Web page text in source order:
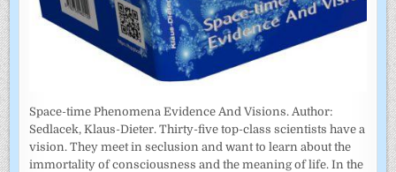
Space-time Phenomena Evidence And Visions. Author:
Sedlacek, Klaus-Dieter. Thirty-five top-class scientists have a
vision. They meet in seclusion and want to learn about the
immortality of consciousness and the meaning of life. In the